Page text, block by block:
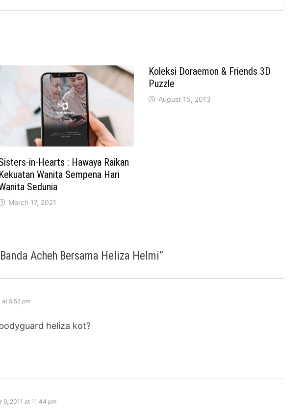
in-Hearts : Hawaya Raikan
Kekuatan Wanita Sempena Hari
Sedunia
March 17, 2021
Koleksi Doraemon & Friends 3D
Puzzle
August 15, 2013
Acheh Bersama Heliza Helmi”
at 5:52 pm
heliza kot?
9, 2011 at 11:44 pm